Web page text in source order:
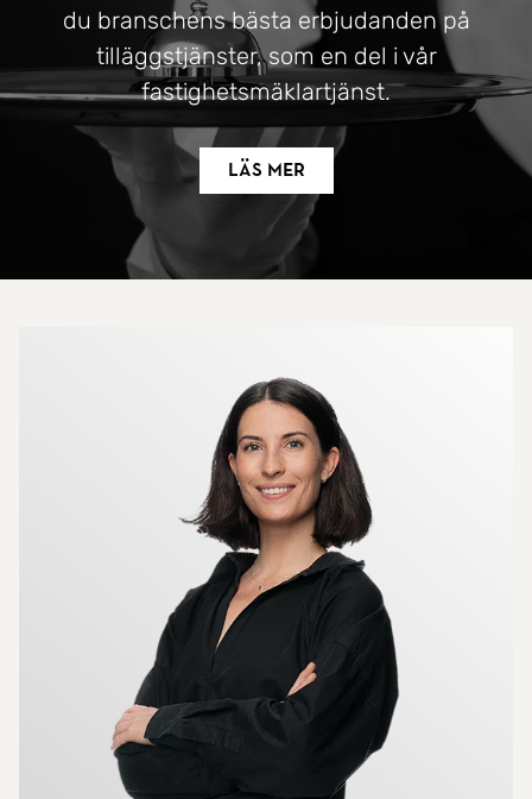
du branschens bästa erbjudanden på
tilläggstjänster, som en del i vår
fastighetsmäklartjänst.
Läs mer